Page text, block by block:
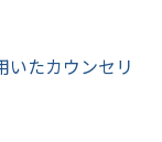
いたカウンセリ